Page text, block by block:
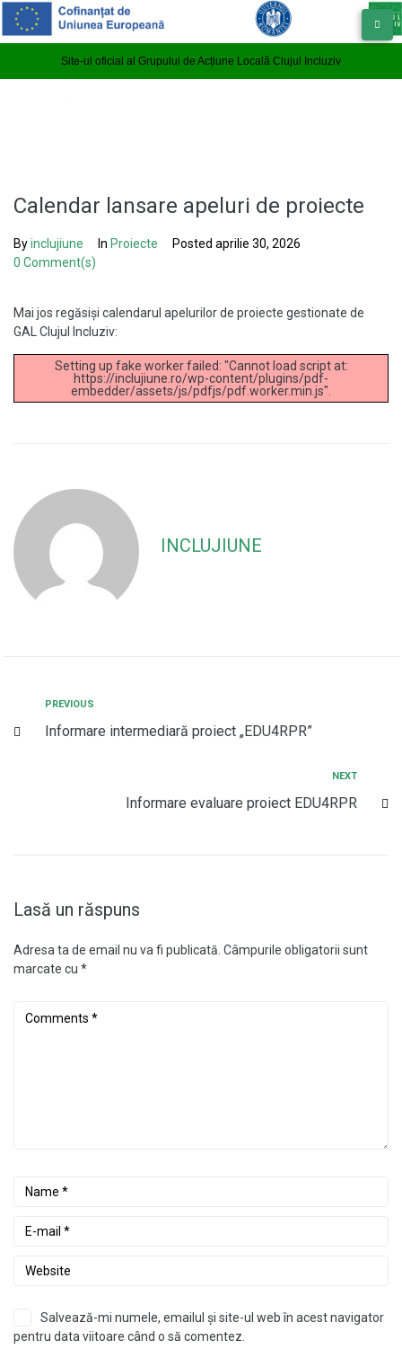
Site-ul oficial al Grupului de Acțiune Locală Clujul Incluziv
Calendar lansare apeluri de proiecte
Byinclujiune In Proiecte Posted aprilie 30, 2026
0 Comment(s)
Mai jos regăsiși calendarul apelurilor de proiecte gestionate de
GAL Clujul Incluziv:
Setting up fake worker failed: "Cannot load script at:
https://inclujiune.ro/wp-content/plugins/pdf-
embedder/assets/js/pdfjs/pdf.worker.min.js".
INCLUJIUNE
PREVIOUS
Informare intermediară proiect „EDU4RPR”
NEXT
Informare evaluare proiect EDU4RPR
Lasă un răspuns
Adresa ta de email nu va fi publicată. Câmpurile obligatorii sunt
marcate cu *
Salvează-mi numele, emailul și site-ul web în acest navigator
pentru data viitoare când o să comentez.